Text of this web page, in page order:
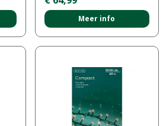
Meer info